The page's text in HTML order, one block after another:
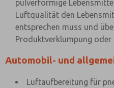
pulverförmige
Luftqualität den
entsprechen muss und
Produktverklumpung
Automobil- und
Luftaufbereitung für